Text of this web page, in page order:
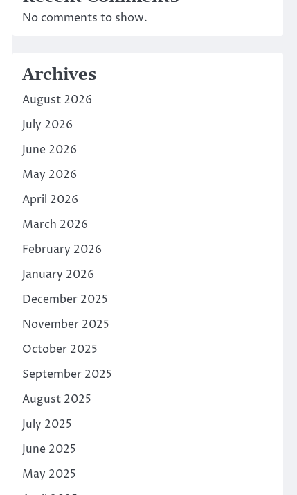
No comments to show.
Archives
August 2026
July 2026
June 2026
May 2026
April 2026
March 2026
February 2026
January 2026
December 2025
November 2025
October 2025
September 2025
August 2025
July 2025
June 2025
May 2025